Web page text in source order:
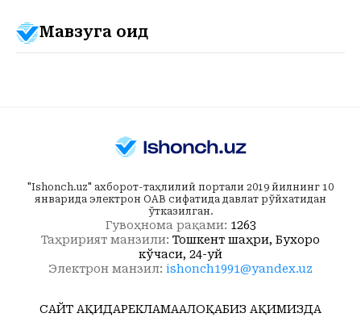
Мавзуга оид
"Ishonch.uz" ахборот-таҳлилий портали 2019 йилнинг 10
январида электрон ОАВ сифатида давлат рўйхатидан
ўтказилган.
Гувоҳнома рақами: 1263
Таҳририят манзили: Тошкент шаҳри, Бухоро
кўчаси, 24-уй
Электрон манзил: ishonch1991@yandex.uz
САЙТ ҲАҚИДАРЕКЛАМААЛОҚАБИЗ ҲАҚИМИЗДА